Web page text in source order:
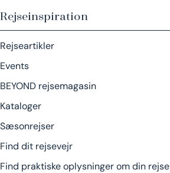
Rejseinspiration
Rejseartikler
Events
BEYOND rejsemagasin
Kataloger
Sæsonrejser
Find dit rejsevejr
Find praktiske oplysninger om din rejse